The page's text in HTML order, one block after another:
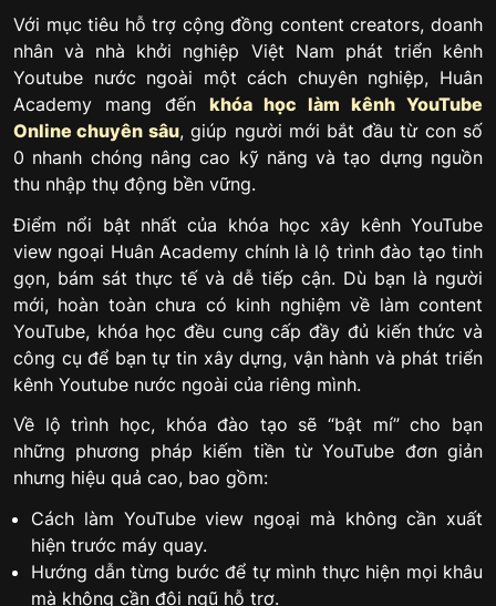
Với mục tiêu hỗ trợ cộng đồng content creators, doanh
nhân và nhà khởi nghiệp Việt Nam phát triển kênh
Youtube nước ngoài một cách chuyên nghiệp, Huân
Academy mang đến khóa học làm kênh YouTube
Online chuyên sâu, giúp người mới bắt đầu từ con số
0 nhanh chóng nâng cao kỹ năng và tạo dựng nguồn
thu nhập thụ động bền vững.
Điểm nổi bật nhất của khóa học xây kênh YouTube
view ngoại Huân Academy chính là lộ trình đào tạo tinh
gọn, bám sát thực tế và dễ tiếp cận. Dù bạn là người
mới, hoàn toàn chưa có kinh nghiệm về làm content
YouTube, khóa học đều cung cấp đầy đủ kiến thức và
công cụ để bạn tự tin xây dựng, vận hành và phát triển
kênh Youtube nước ngoài của riêng mình.
Về lộ trình học, khóa đào tạo sẽ “bật mí” cho bạn
những phương pháp kiếm tiền từ YouTube đơn giản
nhưng hiệu quả cao, bao gồm:
Cách làm YouTube view ngoại mà không cần xuất
hiện trước máy quay.
Hướng dẫn từng bước để tự mình thực hiện mọi khâu
mà không cần đội ngũ hỗ trợ.